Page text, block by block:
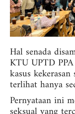
Hal senada
KTU UPTD
kasus
terlihat hanya
Pernyataan ini